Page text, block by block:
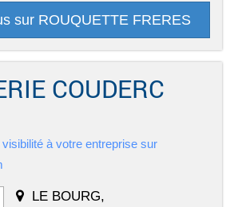
sur ROUQUETTE FRERES
COUDERC
à votre entreprise sur
LE BOURG,